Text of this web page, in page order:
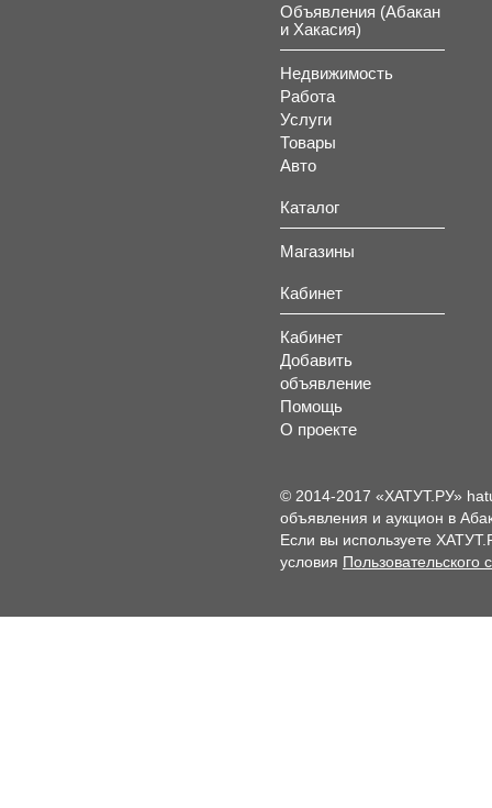
Объявления (Абакан
и Хакасия)
Недвижимость
Работа
Услуги
Товары
Авто
Каталог
Магазины
Кабинет
Кабинет
Добавить
объявление
Помощь
О проекте
© 2014-2017 «ХАТУТ.РУ»
объявления и аукцион в
Если вы используете
условия Пользовательского